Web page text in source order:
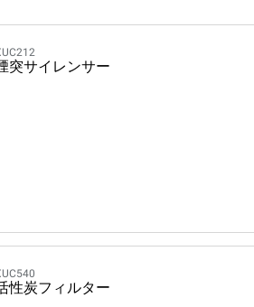
突サイレンサー
性炭フィルター